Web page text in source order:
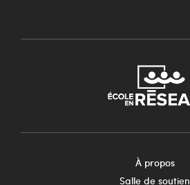
À propos
Salle de soutien